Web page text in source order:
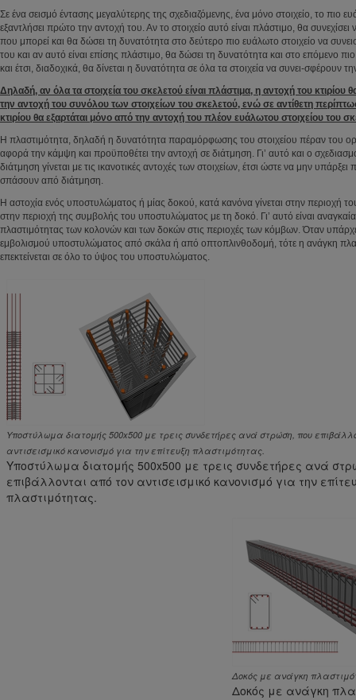
Σε ένα σεισμό έντασης μεγαλύτερης της σχεδιαζόμενης, ένα μόνο στοιχείο, το πιο
εξαντλήσει πρώτο την αντοχή του. Αν το στοιχείο αυτό είναι πλάστιμο, θα συνεχίσει
που μπορεί και θα δώσει τη δυνατότητα στο δεύτερο πιο ευάλωτο στοιχείο να
του και αν αυτό είναι επίσης πλάστιμο, θα δώσει τη δυνατότητα και στο επόμενο
και έτσι, διαδοχικά, θα δίνεται η δυνατότητα σε όλα τα στοιχεία να συνει-σφέρουν
Δηλαδή, αν όλα τα στοιχεία του σκελετού είναι πλάστιμα, η αντοχή του κτιρίου
την αντοχή του συνόλου των στοιχείων του σκελετού, ενώ σε αντίθετη
κτιρίου θα εξαρτάται μόνο από την αντοχή του πλέον ευάλωτου στοιχείου του
Η πλαστιμότητα, δηλαδή η δυνατότητα παραμόρφωσης του στοιχείου πέραν του
αφορά την κάμψη και προϋποθέτει την αντοχή σε διάτμηση. Γι’ αυτό και ο
διάτμηση γίνεται με τις ικανοτικές αντοχές των στοιχείων, έτσι ώστε να μην υπάρξει
σπάσουν από διάτμηση.
Η αστοχία ενός υποστυλώματος ή μίας δοκού, κατά κανόνα γίνεται στην περιοχή
στην περιοχή της συμβολής του υποστυλώματος με τη δοκό. Γι’ αυτό είναι
πλαστιμότητας των κολονών και των δοκών στις περιοχές των κόμβων. Όταν
εμβολισμού υποστυλώματος από σκάλα ή από οπτοπλινθοδομή, τότε η ανάγκη
επεκτείνεται σε όλο το ύψος του υποστυλώματος.
Υποστύλωμα διατομής 500x500 με τρεις συνδετήρες ανά στρώση, που
αντισεισμικό κανονισμό για την επίτευξη πλαστιμότητας.
Υποστύλωμα διατομής 500x500 με τρεις συνδετήρες ανά
επιβάλλονται από τον αντισεισμικό κανονισμό για την
πλαστιμότητας.
Δοκός με ανάγκη
Δοκός με ανάγκη